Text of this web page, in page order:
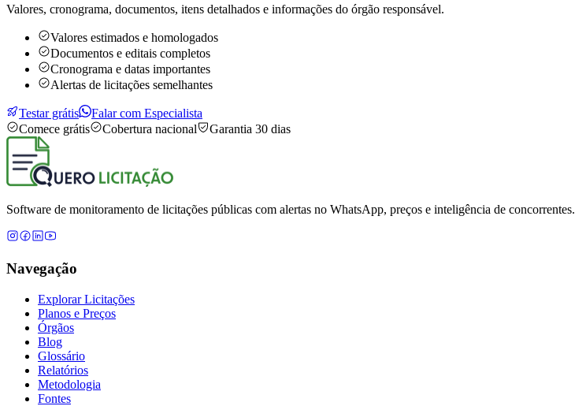
Valores, cronograma, documentos, itens detalhados e informações do órgão responsável.
Valores estimados e homologados
Documentos e editais completos
Cronograma e datas importantes
Alertas de licitações semelhantes
Testar grátis
Falar com Especialista
Comece grátis
Cobertura nacional Garantia 30 dias
Software de monitoramento de licitações públicas com alertas no WhatsApp, preços e inteligência de concorrentes.
Navegação
Explorar Licitações
Planos e Preços
Órgãos
Blog
Glossário
Relatórios
Metodologia
Fontes